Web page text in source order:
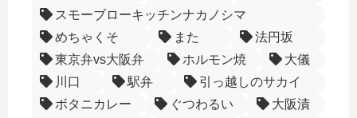
スモーブローキッチンナカノシマ
めちゃくそ
また
法円坂
東京弁vs大阪弁
ホルモン焼
大儀
川口
駅弁
引っ越しのサカイ
ボタニカレー
ぐつわるい
大阪漬